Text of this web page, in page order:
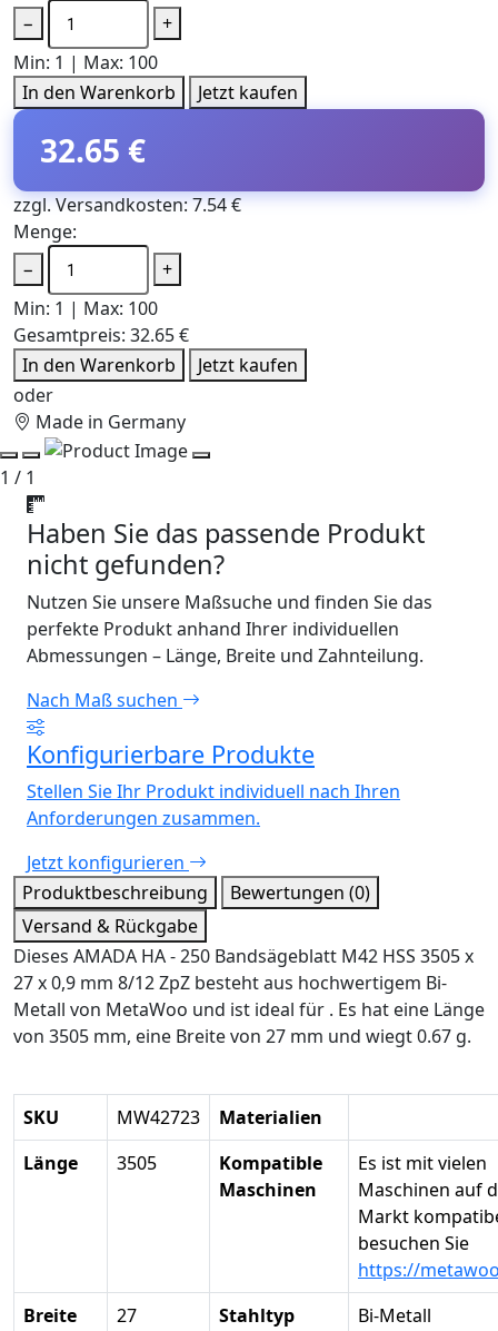
−
+
Min: 1 | Max: 100
In den Warenkorb
Jetzt kaufen
32.65 €
zzgl. Versandkosten: 7.54 €
Menge:
−
+
Min: 1 | Max: 100
Gesamtpreis: 32.65 €
In den Warenkorb
Jetzt kaufen
oder
Made in Germany
1 / 1
Haben Sie das passende Produkt
nicht gefunden?
Nutzen Sie unsere Maßsuche und finden Sie das
perfekte Produkt anhand Ihrer individuellen
Abmessungen – Länge, Breite und Zahnteilung.
Nach Maß suchen
Konfigurierbare Produkte
Stellen Sie Ihr Produkt individuell nach Ihren
Anforderungen zusammen.
Jetzt konfigurieren
Produktbeschreibung
Bewertungen (0)
Versand & Rückgabe
Dieses AMADA HA - 250 Bandsägeblatt M42 HSS 3505 x
27 x 0,9 mm 8/12 ZpZ besteht aus hochwertigem Bi-
Metall von MetaWoo und ist ideal für . Es hat eine Länge
von 3505 mm, eine Breite von 27 mm und wiegt 0.67 g.
SKU MW42723
Materialien
Länge
3505
Kompatible
Maschinen
Es ist mit vielen
Maschinen auf
Markt
besuchen Sie
https://
Breite
27 Stahltyp
Bi-Metall